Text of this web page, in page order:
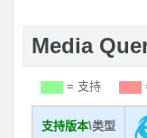
Media
= 支持
支持版本\类型